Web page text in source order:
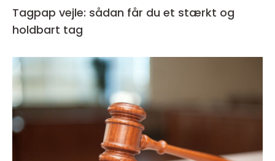
Tagpap vejle: sådan får du et stærkt og
holdbart tag